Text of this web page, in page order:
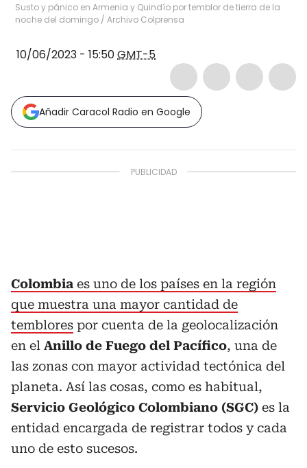
Susto y pánico en Armenia y Quindío por temblor de tierra de la
noche del domingo / Archivo Colprensa
10/06/2023 - 15:50GMT-5
Añadir Caracol Radio en Google
Colombia es uno de los países en la región
que muestra una mayor cantidad de
temblores por cuenta de la geolocalización
en el Anillo de Fuego del Pacífico, una de
las zonas con mayor actividad tectónica del
planeta. Así las cosas, como es habitual,
Servicio Geológico Colombiano (SGC) es la
entidad encargada de registrar todos y cada
uno de esto sucesos.